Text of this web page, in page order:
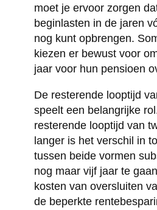
moet je ervoor zorgen
beginlasten in de jaren
nog kunt opbrengen.
kiezen er bewust voor
jaar voor hun pensioen
De resterende looptijd
speelt een belangrijke
resterende looptijd van
langer is het verschil in
tussen beide vormen
nog maar vijf jaar te
kosten van oversluiten
de beperkte